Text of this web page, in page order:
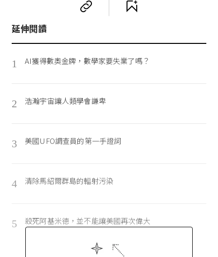
延伸閱讀
1 AI獲得數奧金牌，數學家要失業了嗎？
2 浩瀚宇宙讓人類學會謙卑
3 美國UFO調查員的第一手證詞
4 清除馬紹爾群島的輻射污染
5 殺死阿基米德，並不能讓美國再次偉大